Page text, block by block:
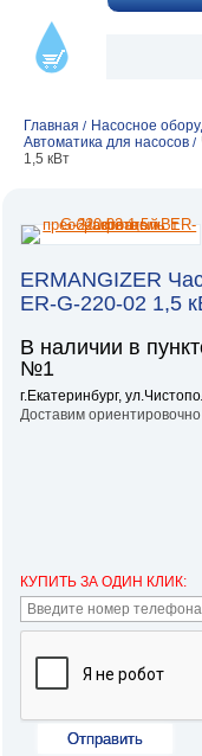
Главная / Насосное
Автоматика для насосов /
1,5 кВт
ERMANGIZER
ER-G-220-02 1,5
В наличии в
№1
г.Екатеринбург,
Доставим ориентировочно
КУПИТЬ ЗА ОДИН КЛИК:
Отправить